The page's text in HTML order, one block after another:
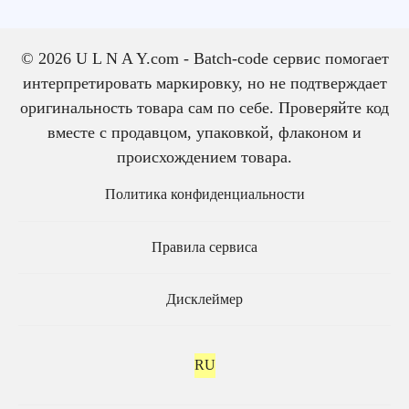
© 2026 U L N A Y.com - Batch-code сервис помогает
интерпретировать маркировку, но не подтверждает
оригинальность товара сам по себе. Проверяйте код
вместе с продавцом, упаковкой, флаконом и
происхождением товара.
Политика конфиденциальности
Правила сервиса
Дисклеймер
RU